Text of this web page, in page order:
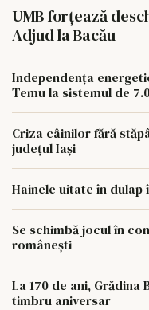
UMB forțează
Adjud la Bacău
Independența
Temu la sistemul de
Criza câinilor fără
județul Iași
Hainele uitate în dulap
Se schimbă jocul în
românești
La 170 de ani,
timbru aniversar